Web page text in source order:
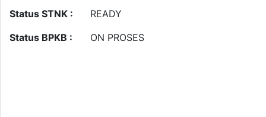
Status STNK :
READY
Status BPKB :
ON PROSES